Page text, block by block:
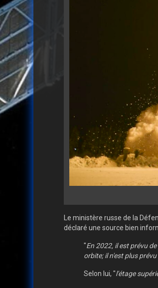
Le ministère russe de la
déclaré une source bien
"En 2022, il est prévu
orbite; il n'est plus
Selon lui, "l'étage